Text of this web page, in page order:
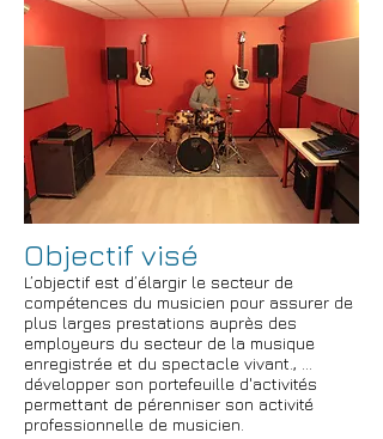
Objectif visé
L’objectif est d’élargir le secteur de
compétences du musicien pour assurer de
plus larges prestations auprès des
employeurs du secteur de la musique
enregistrée et du spectacle vivant. , ...
développer son portefeuille d'activités
permettant de pérenniser son activité
professionnelle de musicien.